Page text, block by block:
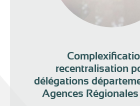
recentralisation
délégations
Agences